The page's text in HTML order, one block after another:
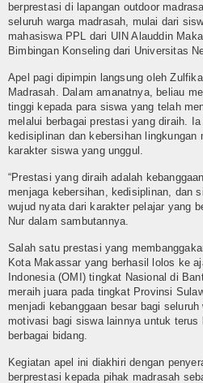
Video
Gallery
Layanan
Layanan BK
Perpustakaan Digital
E-Komite
Lab-IPA
Perangkat PBM
Setiap Mata Pelajaran
berprestasi di lapangan outdoor
seluruh warga madrasah, mulai dari
mahasiswa PPL dari UIN Alauddin
Bimbingan Konseling dari Universitas
Apel pagi dipimpin langsung oleh
Madrasah. Dalam amanatnya, beliau
tinggi kepada para siswa yang telah
melalui berbagai prestasi yang diraih.
kedisiplinan dan kebersihan lingkungan
karakter siswa yang unggul.
“Prestasi yang diraih adalah
menjaga kebersihan, kedisiplinan, dan
wujud nyata dari karakter pelajar yang
Nur dalam sambutannya.
Salah satu prestasi yang
Kota Makassar yang berhasil lolos ke
Indonesia (OMI) tingkat Nasional di
meraih juara pada tingkat Provinsi
menjadi kebanggaan besar bagi
motivasi bagi siswa lainnya untuk terus
berbagai bidang.
Kegiatan apel ini diakhiri dengan
berprestasi kepada pihak madrasah